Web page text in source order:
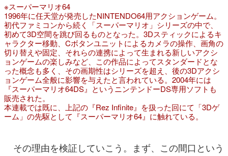
※スーパーマリオ64
1996年に任天堂が発売したNINTENDO64用アクションゲーム。
初代ファミコンから続く「スーパーマリオ」シリーズの中で、
初めて3D空間を跳び回るものとなった。3Dスティックによるキ
ャラクター移動、Cボタンユニットによるカメラの操作、画角の
切り替えや固定、それらの連携によって生まれる新しいアクシ
ョンゲームの楽しみなど、この作品によってスタンダードとな
った概念も多く、その画期性はシリーズを超え、後の3Dアクシ
ョンゲーム全般に影響を与えたと言われている。2004年には
『スーパーマリオ64DS』というニンテンドーDS専用ソフトも
販売された。
本連載では既に、上記の『Rez Infinite』を扱った回にて「3Dゲ
ーム」の先駆として『スーパーマリオ64』に触れている。
その理由を検証していこう。まず、この間口という